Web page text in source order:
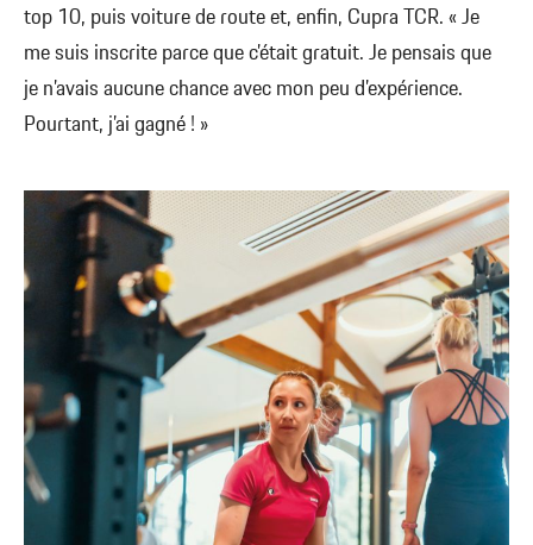
top 10, puis voiture de route et, enfin, Cupra TCR. « Je
me suis inscrite parce que c’était gratuit. Je pensais que
je n’avais aucune chance avec mon peu d’expérience.
Pourtant, j’ai gagné ! »